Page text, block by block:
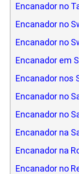
Encanador no
Encanador no
Encanador no
Encanador em
Encanador nos
Encanador no
Encanador no
Encanador na
Encanador na
Encanador no